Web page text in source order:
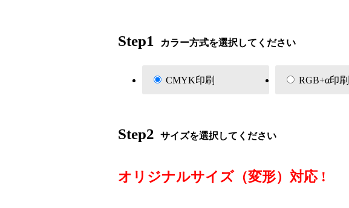
Step1 カラー方式を選択してください
CMYK印刷 RGB+α印刷
Step2 サイズを選択してください
オリジナルサイズ（変形）対応 !